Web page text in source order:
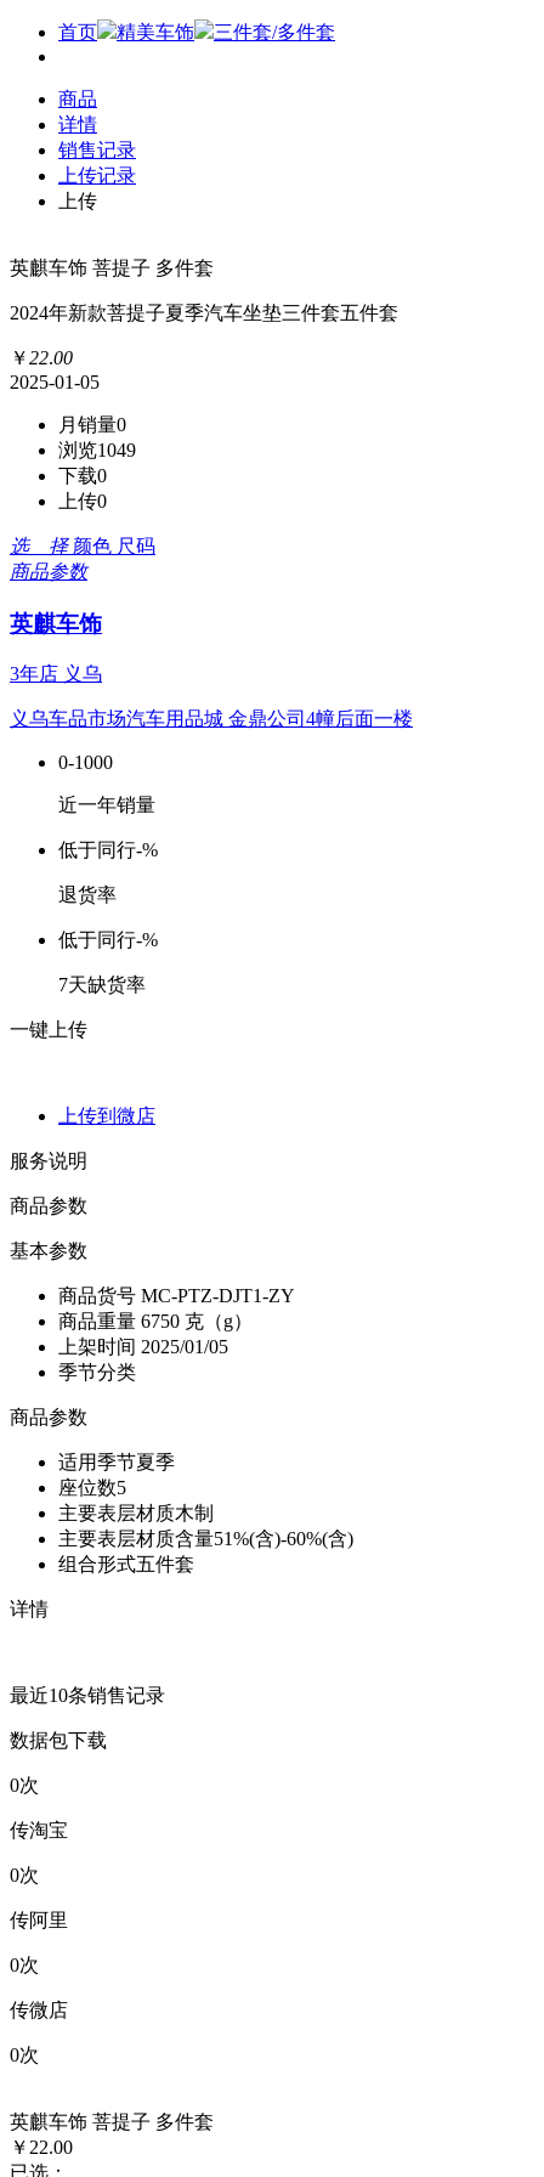
首页 精美车饰 三件套/多件套
商品
详情
销售记录
上传记录
上传
英麒车饰 菩提子 多件套
2024年新款菩提子夏季汽车坐垫三件套五件套
￥22.00
2025-01-05
月销量0
浏览1049
下载0
上传0
选 择 颜色 尺码
商品参数
英麒车饰
3年店 义乌
义乌车品市场汽车用品城 金鼎公司4幢后面一楼
0-1000
近一年销量
低于同行-%
退货率
低于同行-%
7天缺货率
一键上传
上传到微店
服务说明
商品参数
基本参数
商品货号 MC-PTZ-DJT1-ZY
商品重量 6750 克（g）
上架时间 2025/01/05
季节分类
商品参数
适用季节夏季
座位数5
主要表层材质木制
主要表层材质含量51%(含)-60%(含)
组合形式五件套
详情
最近10条销售记录
数据包下载
0次
传淘宝
0次
传阿里
0次
传微店
0次
英麒车饰 菩提子 多件套
￥22.00